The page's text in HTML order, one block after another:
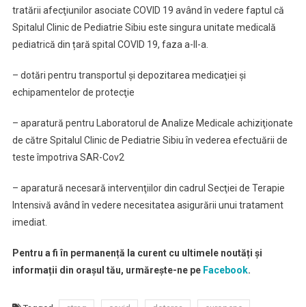
tratării afecţiunilor asociate COVID 19 având în vedere faptul că
Spitalul Clinic de Pediatrie Sibiu este singura unitate medicală
pediatrică din țară spital COVID 19, faza a-II-a.
– dotări pentru transportul şi depozitarea medicaţiei şi
echipamentelor de protecţie
– aparatură pentru Laboratorul de Analize Medicale achiziţionate
de către Spitalul Clinic de Pediatrie Sibiu în vederea efectuării de
teste împotriva SAR-Cov2
– aparatură necesară intervenţiilor din cadrul Secţiei de Terapie
Intensivă având în vedere necesitatea asigurării unui tratament
imediat.
Pentru a fi în permanență la curent cu ultimele noutăți și
informații din orașul tău, urmărește-ne pe Facebook.